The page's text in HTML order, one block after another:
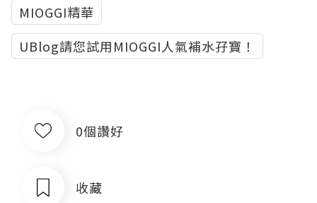
MIOGGI精華
UBlog請您試用MIOGGI人氣補水孖寶！
0個讚好
收藏